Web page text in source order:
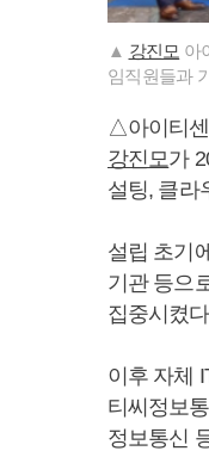
▲ 강진모 아
임직원들과
△아이티
강진모가
설팅, 클라
설립 초기
기관 등으
집중시켰
이후 자체
티씨정보
정보통신